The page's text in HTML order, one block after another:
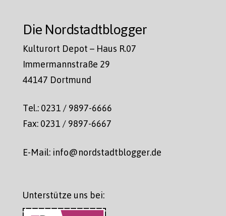
Die Nordstadtblogger
Kulturort Depot – Haus R.07
Immermannstraße 29
44147 Dortmund
Tel.: 0231 / 9897-6666
Fax: 0231 / 9897-6667
E-Mail: info@nordstadtblogger.de
Unterstütze uns bei: